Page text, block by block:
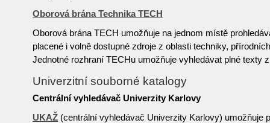
Oborová brána Technika TECH
Oborová brána TECH umožňuje na jednom místě
placené i volnědostupné zdroje z oblasti techniky,
Jednotné rozhraní TECHu umožňuje vyhledávat plné texty
Univerzitní souborné katalogy
Centrální vyhledávač Univerzity Karlovy
UKAŽ (centrální vyhledávač Univerzity Karlovy) umožňuje